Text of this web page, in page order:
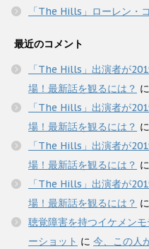
「The Hills」ローレン・
最近のコメント
「The Hills」出演者が
場！最新話を観るには？ に
「The Hills」出演者が
場！最新話を観るには？ に
「The Hills」出演者が
場！最新話を観るには？ に
「The Hills」出演者が
場！最新話を観るには？ に
聴覚障害を持つイケメン
ーショット に 今、この人